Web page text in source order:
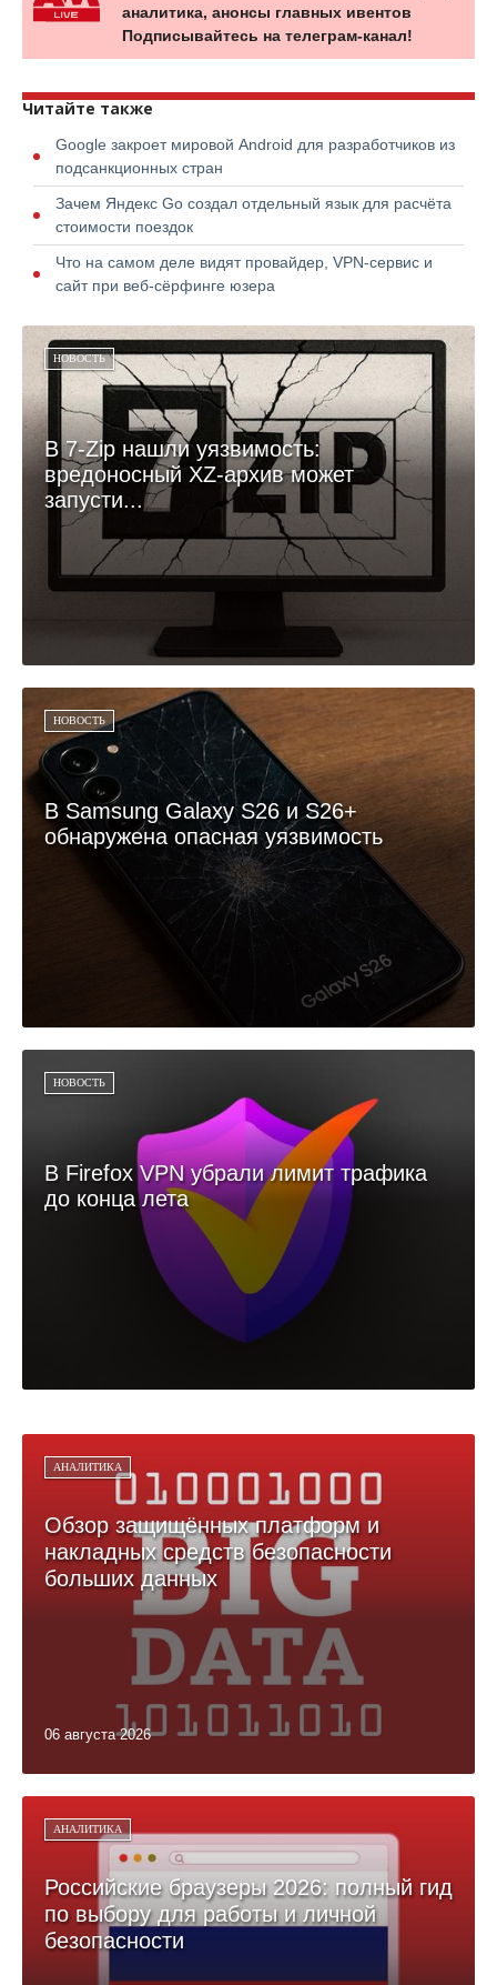
аналитика, анонсы главных ивентов
Подписывайтесь на телеграм-канал!
Читайте также
Google закроет мировой Android для разработчиков из
подсанкционных стран
Зачем Яндекс Go создал отдельный язык для расчёта
стоимости поездок
Что на самом деле видят провайдер, VPN-сервис и
сайт при веб-сёрфинге юзера
НОВОСТЬ
В 7-Zip нашли уязвимость:
вредоносный XZ-архив может
запусти...
НОВОСТЬ
В Samsung Galaxy S26 и S26+
обнаружена опасная уязвимость
НОВОСТЬ
В Firefox VPN убрали лимит трафика
до конца лета
АНАЛИТИКА
Обзор защищённых платформ и
накладных средств безопасности
больших данных
06 августа 2026
АНАЛИТИКА
Российские браузеры 2026: полный гид
по выбору для работы и личной
безопасности